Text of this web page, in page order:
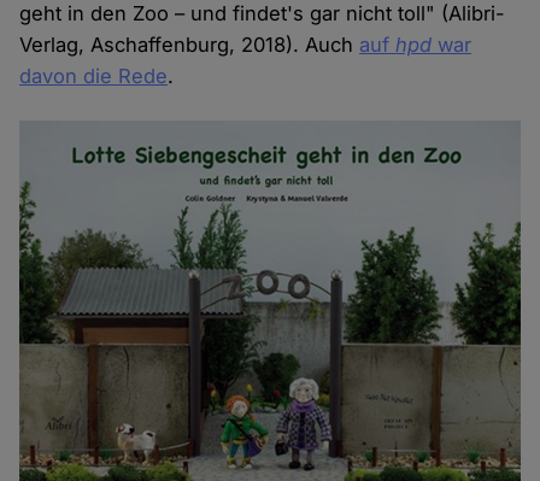
geht in den Zoo – und findet's gar nicht toll" (Alibri-
Verlag, Aschaffenburg, 2018). Auch aufhpd war
davon die Rede.